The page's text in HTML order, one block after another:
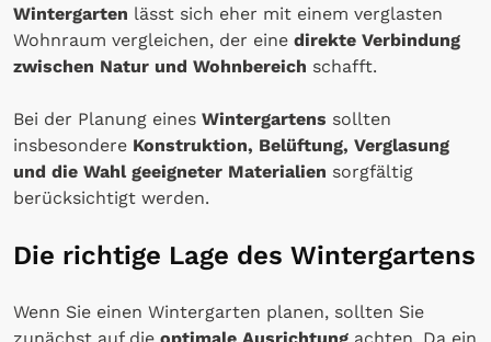
Wintergarten lässt sich eher mit einem verglasten
Wohnraum vergleichen, der eine direkte Verbindung
zwischen Natur und Wohnbereich schafft.
Bei der Planung eines Wintergartens sollten
insbesondere Konstruktion, Belüftung, Verglasung
und die Wahl geeigneter Materialien sorgfältig
berücksichtigt werden.
Die richtige Lage des Wintergartens
Wenn Sie einen Wintergarten planen, sollten Sie